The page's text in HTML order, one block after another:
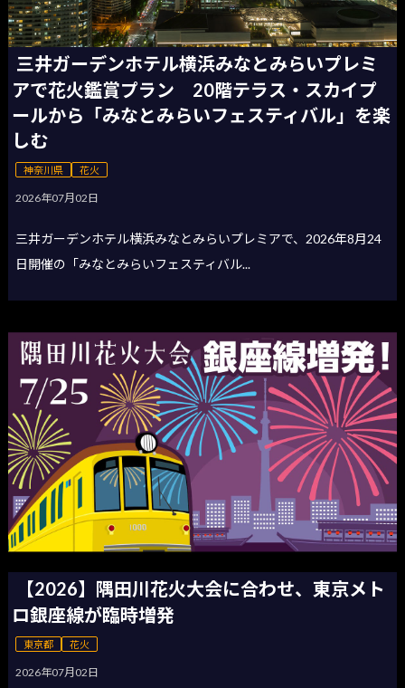
三井ガーデンホテル横浜みなとみらいプレミ
アで花火鑑賞プラン 20階テラス・スカイプ
ールから「みなとみらいフェスティバル」を楽
しむ
神奈川県 花火
2026年07月02日
三井ガーデンホテル横浜みなとみらいプレミアで、2026年8月24
日開催の「みなとみらいフェスティバル...
【2026】隅田川花火大会に合わせ、東京メト
ロ銀座線が臨時増発
東京都 花火
2026年07月02日